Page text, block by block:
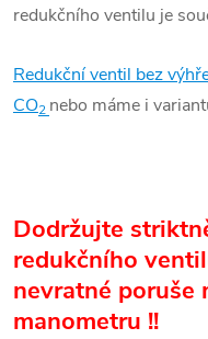
redukčního ventilu je
Redukční ventil bez
CO2 nebo máme i
Dodržujte
redukčního
nevratné poruše
manometru !!